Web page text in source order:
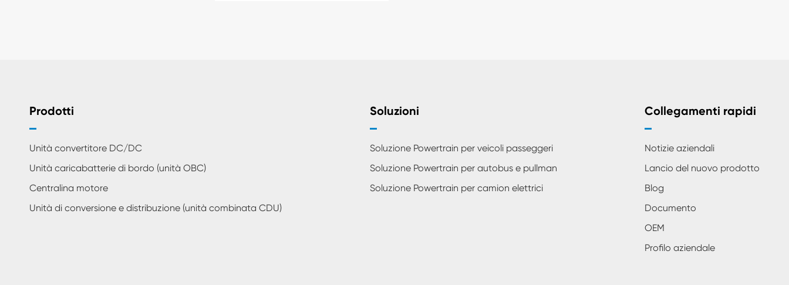
Prodotti
Unità convertitore DC/DC
Unità caricabatterie di bordo (unità OBC)
Centralina motore
Unità di conversione e distribuzione (unità combinata CDU)
Soluzioni
Soluzione Powertrain per veicoli passeggeri
Soluzione Powertrain per autobus e pullman
Soluzione Powertrain per camion elettrici
Collegamenti rapidi
Notizie aziendali
Lancio del nuovo prodotto
Blog
Documento
OEM
Profilo aziendale